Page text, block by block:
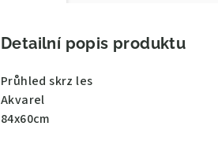
Detailní popis produktu
Průhled skrz les
Akvarel
84x60cm